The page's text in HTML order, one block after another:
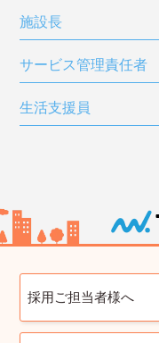
施設長
サービス管理責任者
生活支援員
採用ご担当者様へ